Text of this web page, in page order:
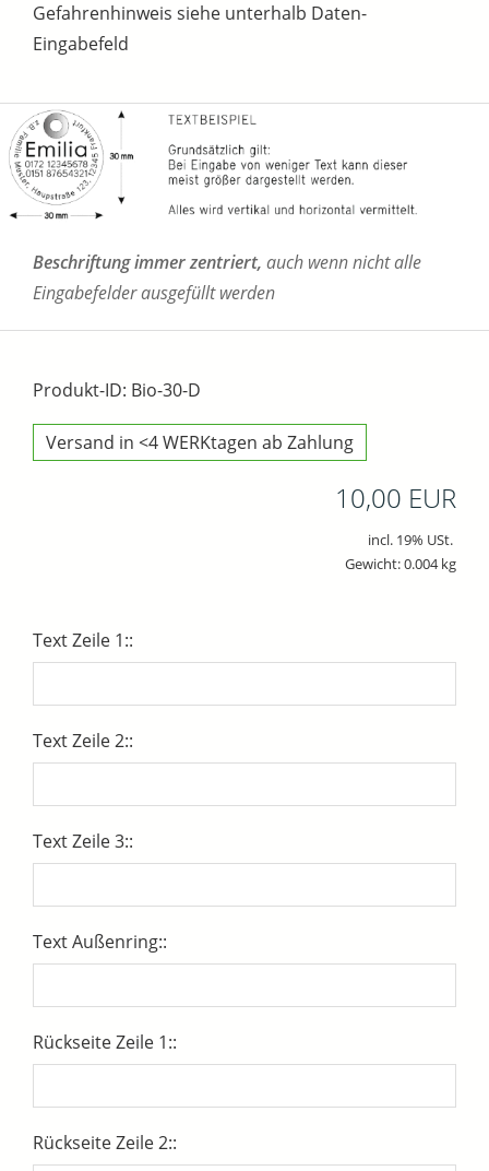
Gefahrenhinweis siehe unterhalb Daten-
Eingabefeld
Beschriftung immer zentriert, auch wenn nicht alle
Eingabefelder ausgefüllt werden
Produkt-ID: Bio-30-D
Versand in <4 WERKtagen ab Zahlung
10,00 EUR
incl. 19% USt.
Gewicht: 0.004 kg
Text Zeile 1::
Text Zeile 2::
Text Zeile 3::
Text Außenring::
Rückseite Zeile 1::
Rückseite Zeile 2::